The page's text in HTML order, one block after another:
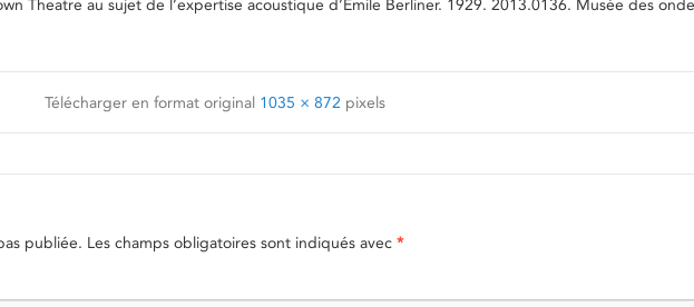
Theatre au sujet de l’expertise acoustique d’Emile Berliner. 1929. 2013.0136. Musée des
Télécharger en format original 1035 × 872 pixels
publiée. Les champs obligatoires sont indiqués avec *